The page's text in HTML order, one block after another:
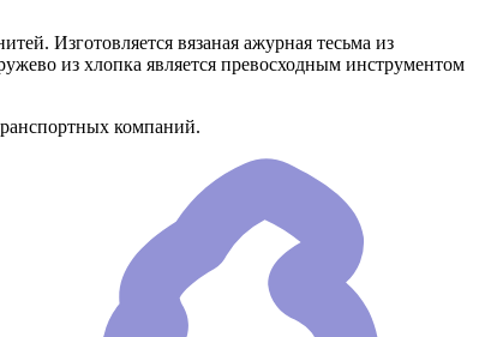
Изготовляется вязаная ажурная тесьма из
из хлопка является превосходным инструментом
компаний.